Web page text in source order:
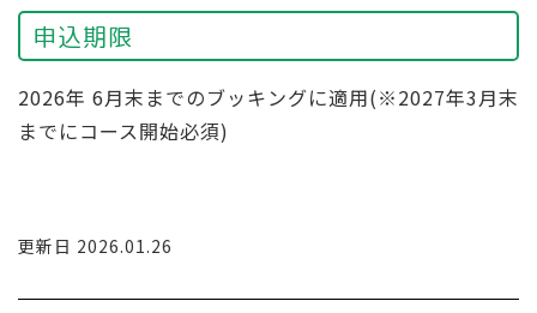
申込期限
2026年 6月末までのブッキングに適用(※2027年3月末
までにコース開始必須)
更新日 2026.01.26